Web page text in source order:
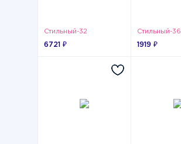
Стильный-32
6721 ₽
Стильный-36
1919 ₽